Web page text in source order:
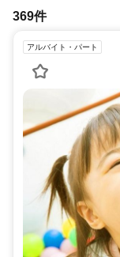
369件
アルバイト・パート